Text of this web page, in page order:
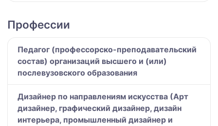
Профессии
Педагог (профессорско-преподавательский
состав) организаций высшего и (или)
послевузовского образования
Дизайнер по направлениям искусства (Арт
дизайнер, графический дизайнер, дизайн
интерьера, промышленный дизайнер и